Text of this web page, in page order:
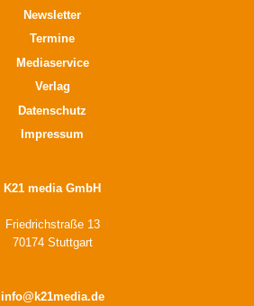
Newsletter
Termine
Mediaservice
Verlag
Datenschutz
Impressum
K21 media GmbH
Friedrichstraße 13
70174 Stuttgart
info@k21media.de